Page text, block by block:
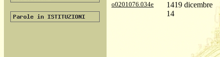
o0201076.034e
1419 dicembre
14